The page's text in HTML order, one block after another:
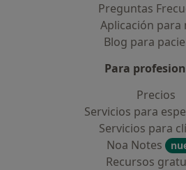
Preguntas
Aplicación para
Blog para
Para
Precios
Servicios para
Servicios para
Noa Notes
Recursos